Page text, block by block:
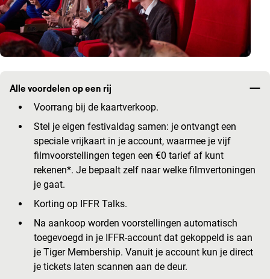
Alle voordelen op een rij
Voorrang bij de kaartverkoop.
Stel je eigen festivaldag samen: je ontvangt een
speciale vrijkaart in je account, waarmee je vijf
filmvoorstellingen tegen een €0 tarief af kunt
rekenen*. Je bepaalt zelf naar welke filmvertoningen
je gaat.
Korting op IFFR Talks.
Na aankoop worden voorstellingen automatisch
toegevoegd in je IFFR-account dat gekoppeld is aan
je Tiger Membership. Vanuit je account kun je direct
je tickets laten scannen aan de deur.